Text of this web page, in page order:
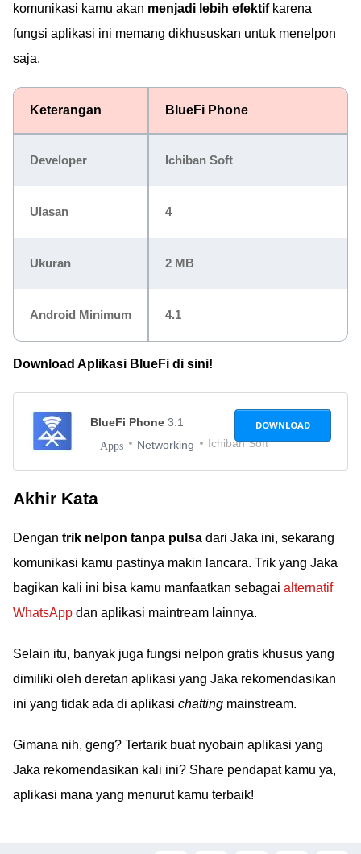
komunikasi kamu akan menjadi lebih efektifkarena
fungsi aplikasi ini memang dikhususkan untuk menelpon
saja.
Keterangan BlueFi Phone
Developer Ichiban Soft
Ulasan 4
Ukuran 2 MB
Android Minimum 4.1
Download Aplikasi BlueFi di sini!
BlueFi Phone 3.1
Apps Networking Ichiban Soft
DOWNLOAD
Akhir Kata
Dengan trik nelpon tanpa pulsa dari Jaka ini, sekarang
komunikasi kamu pastinya makin lancara. Trik yang Jaka
bagikan kali ini bisa kamu manfaatkan sebagai alternatif
WhatsApp dan aplikasi maintream lainnya.
Selain itu, banyak juga fungsi nelpon gratis khusus yang
dimiliki oleh deretan aplikasi yang Jaka rekomendasikan
ini yang tidak ada di aplikasi chatting mainstream.
Gimana nih, geng? Tertarik buat nyobain aplikasi yang
Jaka rekomendasikan kali ini? Share pendapat kamu ya,
aplikasi mana yang menurut kamu terbaik!